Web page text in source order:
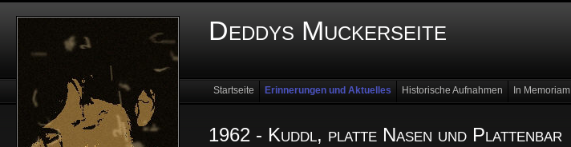
Deddys Muckerseite
Startseite Erinnerungen und Aktuelles Historische Aufnahmen In Memoriam
1962 - Kuddl, platte Nasen und Plattenbar